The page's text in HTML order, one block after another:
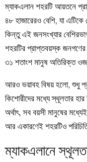
ম্যাকএলান শহরটি আয়তনে
৪৮ হাজারেরও বেশি, যা
কিন্তু এই জনসংখ্যার
শহরটির প্রাপ্তবয়স্ক
৩১ শতাংশ মানুষ অতিরিক্ত
আরও ভয়াবহ বিষয় হলো, শুধু
কিশোরীদের মধ্যে স্থূলতার হার
অর্থাৎ, সব বয়সী মানুষের
আর একারণেই শহরটিও
ম্যাকএলানে